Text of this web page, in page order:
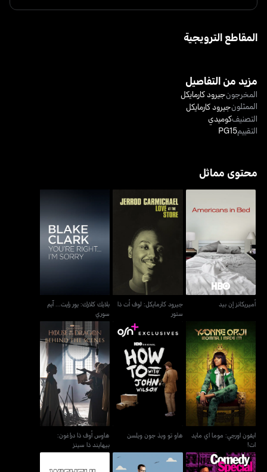
المقاطع الترويجية
مزيد من التفاصيل
المخرجونجيرود كارمايكل
الممثلونجيرود كارمايكل
التصنيفكوميدي
التقييمPG15
محتوى مماثل
أميريكانز إن بيد
أميريكانز إن بيد
جيرود كارمايكل: لوف أت ذا
ستور
جيرود كارمايكل: لوف أت ذا
ستور
بلايك كلارك: يور رايت... آيم
سوري
بلايك كلارك: يور رايت... آيم
سوري
ايفون اورجي: موما اي مايد
ات!
ايفون اورجي: موما اي مايد
ات!
هاو تو ويذ جون ويلسن
هاو تو ويذ جون ويلسن
هاوس أوف ذا دراغون:
بيهايند ذا سينز
هاوس أوف ذا دراغون:
بيهايند ذا سينز